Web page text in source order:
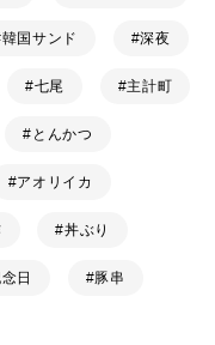
韓国サンド 深夜
七尾 主計町
とんかつ
アオリイカ
丼ぶり
日 豚串